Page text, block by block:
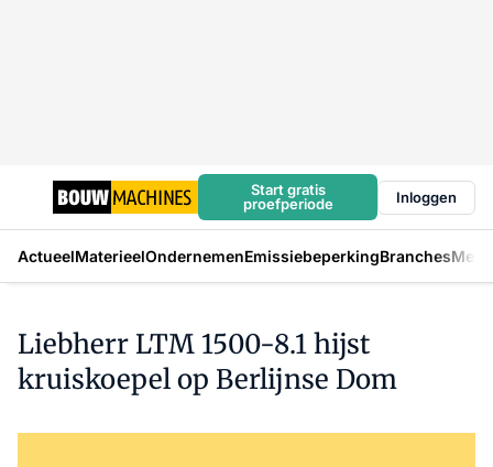
Start gratis
proefperiode
Inloggen
ActueelMaterieelOndernemenEmissiebeperkingBranches
Liebherr LTM 1500-8.1 hijst
kruiskoepel op Berlijnse Dom